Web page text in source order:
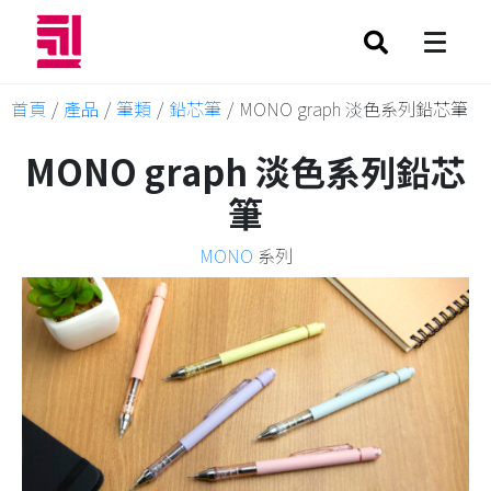
首頁 / 產品 / 筆類 / 鉛芯筆 / MONO graph 淡色系列鉛芯筆
MONO graph 淡色系列鉛芯
筆
MONO 系列